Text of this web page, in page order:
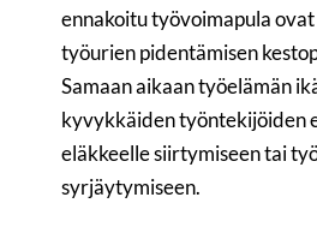
ennakoitu työvoimapula
työurien pidentämisen
Samaan aikaan työelämän
kyvykkäiden työntekijöiden
eläkkeelle siirtymiseen tai
syrjäytymiseen.